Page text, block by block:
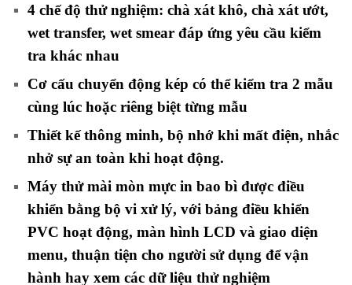
4 chế độ thử nghiệm: chà xát khô, chà xát ướt,
wet transfer, wet smear đáp ứng yêu cầu kiểm
tra khác nhau
Cơ cấu chuyển động kép có thể kiểm tra 2 mẫu
cùng lúc hoặc riêng biệt từng mẫu
Thiết kế thông minh, bộ nhớ khi mất điện, nhắc
nhở sự an toàn khi hoạt động.
Máy thử mài mòn mực in bao bì được điều
khiển bằng bộ vi xử lý, với bảng điều khiển
PVC hoạt động, màn hình LCD và giao diện
menu, thuận tiện cho người sử dụng để vận
hành hay xem các dữ liệu thử nghiệm